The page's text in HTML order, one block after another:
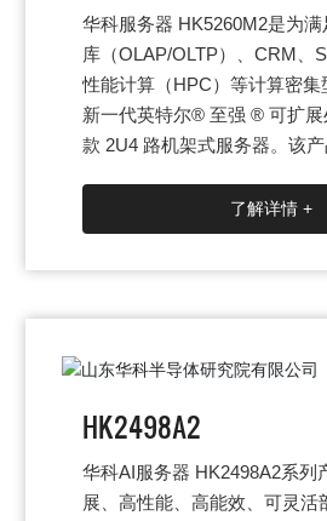
华科服务器 HK5260M2是为
库（OLAP/OLTP）、CRM、
性能计算（HPC）等计算密集
新一代英特尔® 至强 ® 可扩
款 2U4 路机架式服务器。该
设计理念运用在性能、存储、
算性能、可扩展性、配置弹性
面，实现极致创新与突破，特
了解详情 +
HK2498A2
华科AI服务器 HK2498A2系列
展、高性能、高能效、可灵活